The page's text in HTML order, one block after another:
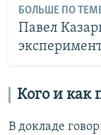
БОЛЬШЕ ПО
Павел
Кого и как
В докладе